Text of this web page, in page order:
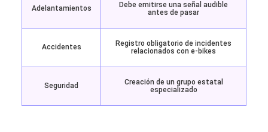
Adelantamientos
Debe emitirse una señal audible
antes de pasar
Accidentes
Registro obligatorio de incidentes
relacionados con e-bikes
Seguridad
Creación de un grupo estatal
especializado